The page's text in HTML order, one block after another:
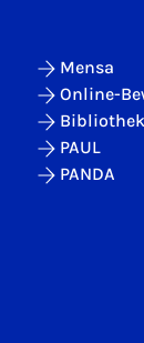
Mensa
Online-
Bibliothek
PAUL
PANDA